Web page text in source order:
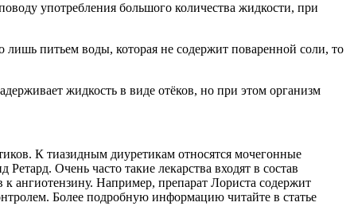
употребления большого количества жидкости, при
питьем воды, которая не содержит поваренной соли, то
жидкость в виде отёков, но при этом организм
К тиазидным диуретикам относятся мочегонные
Очень часто такие лекарства входят в состав
ангиотензину. Например, препарат Лориста содержит
Более подробную информацию читайте в статье